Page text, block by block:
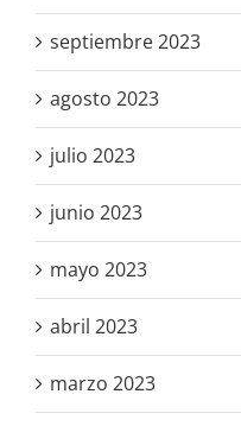
septiembre 2023
agosto 2023
julio 2023
junio 2023
mayo 2023
abril 2023
marzo 2023